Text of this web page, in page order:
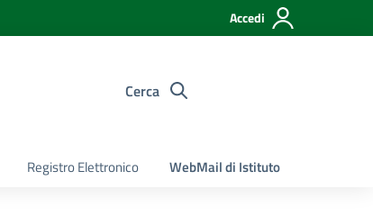
Accedi
Cerca
Registro Elettronico WebMail di Istituto